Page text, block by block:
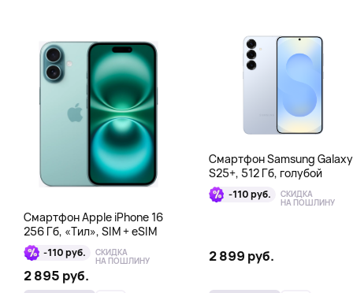
Смартфон Apple iPhone 16
256 Гб, «Тил», SIM + eSIM
-110 руб. СКИДКА
НА ПОШЛИНУ
2 895 руб.
Смартфон Samsung Galaxy
S25+, 512 Гб, голубой
-110 руб. СКИДКА
НА ПОШЛИНУ
2 899 руб.